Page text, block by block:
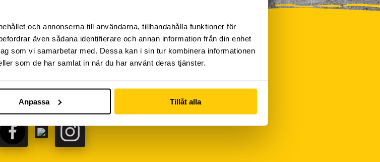
och annonserna till användarna, tillhandahålla funktioner för
även sådana identifierare och annan information från din enhet
som vi samarbetar med. Dessa kan i sin tur kombinera informationen
som de har samlat in när du har använt deras tjänster.
Anpassa Tillåt alla
PÅ SOCIALA MEDIER
FACEBOOKTIKTOK